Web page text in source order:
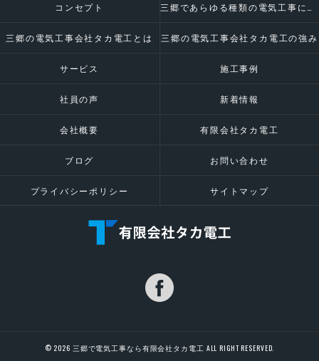
コンセプト
三郷の電気工事会社タカ電工とは 三郷の電気工事会社タカ電工の強み
サービス 施工事例
社員の声 新着情報
会社概要 有限会社タカ電工
ブログ お問い合わせ
プライバシーポリシー サイトマップ
© 2026 三郷で電気工事なら有限会社タカ電工 ALL RIGHT RESERVED.